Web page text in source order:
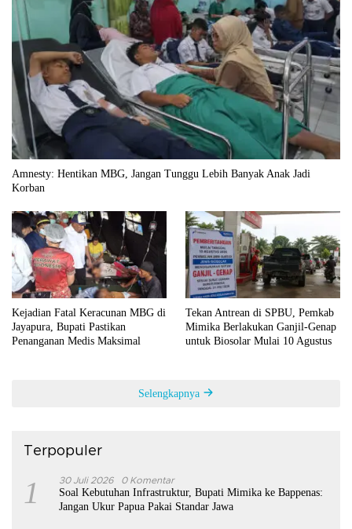
Amnesty: Hentikan MBG, Jangan Tunggu Lebih Banyak Anak Jadi
Korban
Kejadian Fatal Keracunan MBG di
Jayapura, Bupati Pastikan
Penanganan Medis Maksimal
Tekan Antrean di SPBU, Pemkab
Mimika Berlakukan Ganjil-Genap
untuk Biosolar Mulai 10 Agustus
Selengkapnya
Terpopuler
1 30 Juli 2026 0 Komentar
Soal Kebutuhan Infrastruktur, Bupati Mimika ke Bappenas:
Jangan Ukur Papua Pakai Standar Jawa